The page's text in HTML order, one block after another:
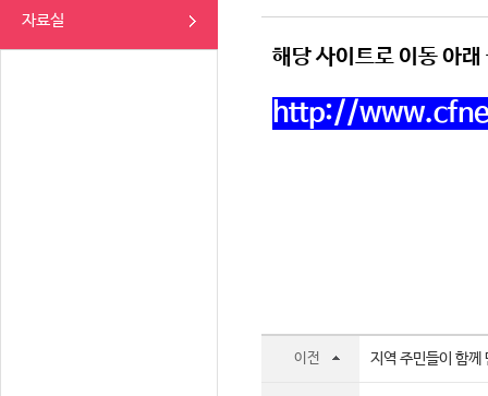
자료실
해당 사이트로 이동 아래
http://
이전 지역 주민들이 함